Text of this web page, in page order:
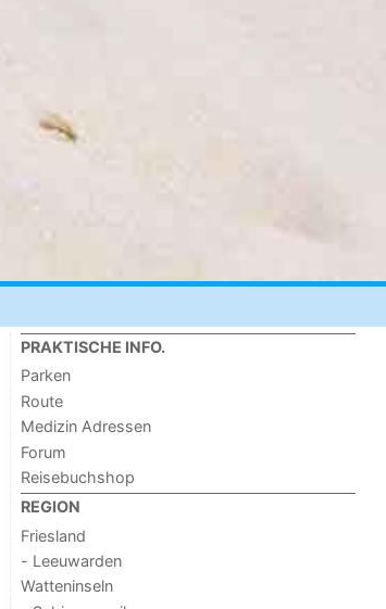
PRAKTISCHE INFO.
Parken
Route
Medizin Adressen
Forum
Reisebuchshop
REGION
Friesland
- Leeuwarden
Watteninseln